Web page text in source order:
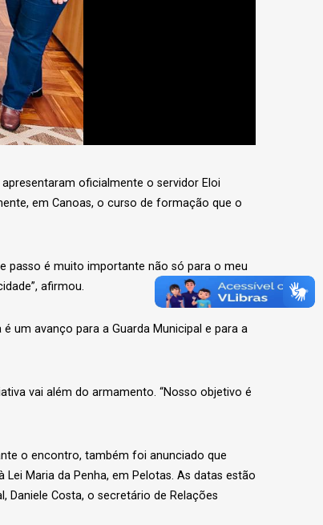
oficialmente o servidor Eloi
em Canoas, o curso de formação que o
passo é muito importante não só para o meu
afirmou.
um avanço para a Guarda Municipal e para a
vai além do armamento. “Nosso objetivo é
o encontro, também foi anunciado que
Maria da Penha, em Pelotas. As datas estão
Daniele Costa, o secretário de Relações